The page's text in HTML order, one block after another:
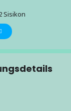
Sisikon